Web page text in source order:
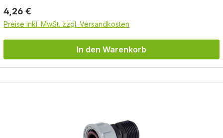
Regulärer Preis:
4,26 €
Preise inkl. MwSt. zzgl. Versandkosten
In den Warenkorb